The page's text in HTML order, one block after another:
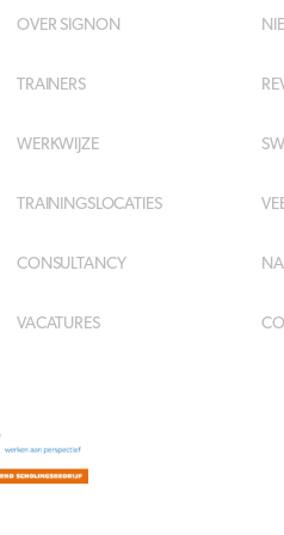
OVER SIGNON
TRAINERS
WERKWIJZE
TRAININGSLOCATIES
CONSULTANCY
VACATURES